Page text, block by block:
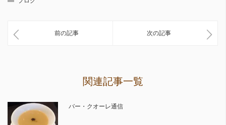
前の記事 次の記事
関連記事一覧
バー・クオーレ通信